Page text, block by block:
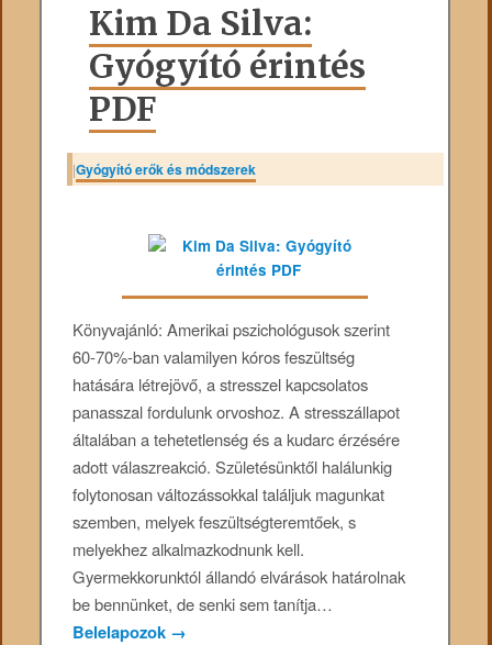
Kim Da Silva:
Gyógyító érintés
PDF
|Gyógyító erők és módszerek
Könyvajánló: Amerikai pszichológusok szerint
60-70%-ban valamilyen kóros feszültség
hatására létrejövő, a stresszel kapcsolatos
panasszal fordulunk orvoshoz. A stresszállapot
általában a tehetetlenség és a kudarc érzésére
adott válaszreakció. Születésünktől halálunkig
folytonosan változássokkal találjuk magunkat
szemben, melyek feszültségteremtőek, s
melyekhez alkalmazkodnunk kell.
Gyermekkorunktól állandó elvárások határolnak
be bennünket, de senki sem tanítja…
Belelapozok →